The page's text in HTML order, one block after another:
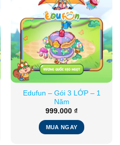
Edufun – Gói 3 LỚP – 1
Năm
999.000 ₫
MUA NGAY